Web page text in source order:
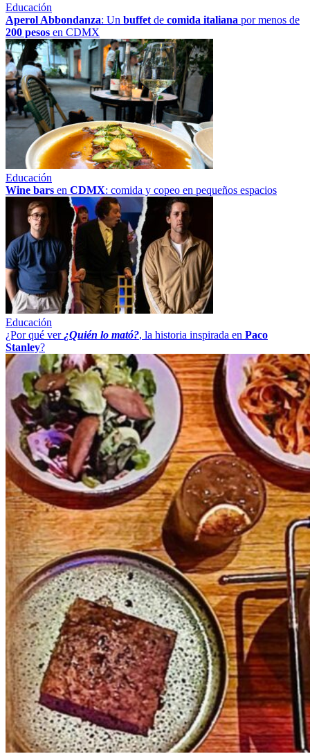
Educación
Aperol Abbondanza: Un buffet de comida italiana por menos de
200 pesos en CDMX
Educación
Wine bars en CDMX: comida y copeo en pequeños espacios
Educación
¿Por qué ver ¿Quién lo mató?, la historia inspirada en Paco
Stanley?